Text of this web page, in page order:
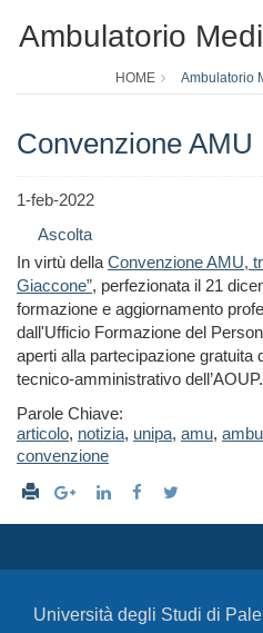
Ambulatorio
HOME Ambulatorio
Convenzione AMU
1-feb-2022
Ascolta
In virtù dellaConvenzione AMU,
Giaccone”, perfezionata il 21
formazione e aggiornamento
dall'Ufficio Formazione del
aperti alla partecipazione gratuita
tecnico-amministrativo dell’AOUP.
Parole Chiave:
articolo, notizia, unipa, amu,
convenzione
Università degli Studi di